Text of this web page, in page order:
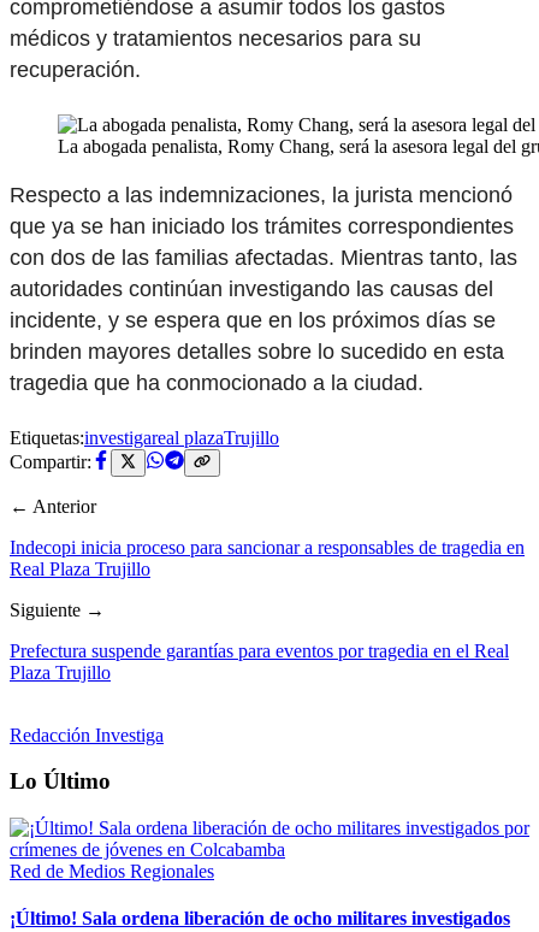
comprometiéndose a asumir todos los gastos
médicos y tratamientos necesarios para su
recuperación.
La abogada penalista, Romy Chang, será la asesora legal del
Respecto a las indemnizaciones, la jurista mencionó
que ya se han iniciado los trámites correspondientes
con dos de las familias afectadas. Mientras tanto, las
autoridades continúan investigando las causas del
incidente, y se espera que en los próximos días se
brinden mayores detalles sobre lo sucedido en esta
tragedia que ha conmocionado a la ciudad.
Etiquetas:investigareal plazaTrujillo
Compartir:
← Anterior
Indecopi inicia proceso para sancionar a responsables de tragedia en
Real Plaza Trujillo
Siguiente →
Prefectura suspende garantías para eventos por tragedia en el Real
Plaza Trujillo
Redacción Investiga
Lo Último
Red de Medios Regionales
¡Último! Sala ordena liberación de ocho militares investigados